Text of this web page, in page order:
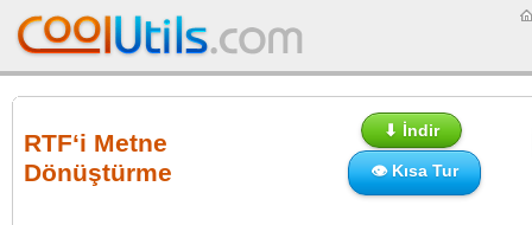
RTF‘i Metne
Dönüştürme
⬇ İndir
👁 Kısa Tur